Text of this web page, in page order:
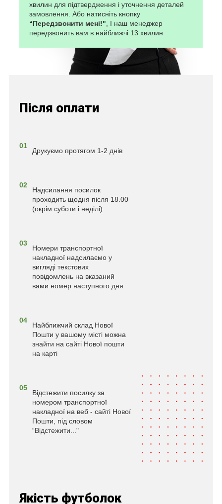
хвилин для підтвердження і уточнення деталей
замовлення. Або натисніть кнопку
“Передзвонити мені!", І наш менеджер
передзвонить вам в найближчі 13 хвилин
Після оплати
01
Друкуємо протягом 1-2 днів
02
Надсилання посилок
проходить щодня після 18.00
(окрім суботи і неділі)
03
Номери транспортної
накладної надсилаємо у
вигляді текстових
повідомлень на вказаний
вами номер наступного дня
04
Найближчий склад Нової
Пошти у вашому місті можна
знайти на сайті Нової пошти
на карті
05
Відстежити посилку за
номером транспортної
накладної на веб - сайті Нової
Пошти, під словом
“Відстежити..."
Якість футболок